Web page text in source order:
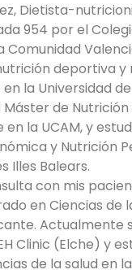
Dietista-
954 por el
Comunidad
deportiva y
la Universidad
de
la UCAM, y
y Nutrición
Illes Balears.
con mis
en Ciencias de
Actualmente
Clinic (Elche) y
de la salud en